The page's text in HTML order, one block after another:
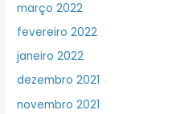
março 2022
fevereiro 2022
janeiro 2022
dezembro 2021
novembro 2021